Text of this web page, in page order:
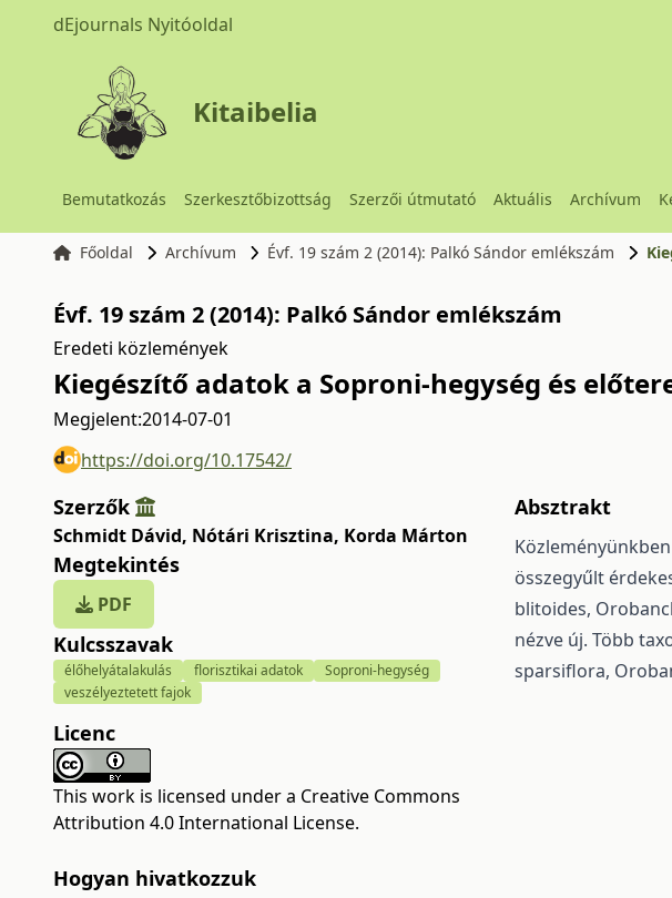
dEjournals Nyitóoldal
Kitaibelia
Bemutatkozás Szerkesztőbizottság Szerzői útmutató Aktuális Archívum
Főoldal Archívum Évf. 19 szám 2 (2014): Palkó Sándor emlékszám
Évf. 19 szám 2 (2014): Palkó Sándor emlékszám
Eredeti közlemények
Kiegészítő adatok a Soproni-hegység és
Megjelent:2014-07-01
https://doi.org/10.17542/
Szerzők
Schmidt Dávid, Nótári Krisztina, Korda Márton
Megtekintés
PDF
Kulcsszavak
élőhelyátalakulás florisztikai adatok
Soproni-hegység
veszélyeztetett fajok
Licenc
This work is licensed under a Creative Commons
Attribution 4.0 International License.
Hogyan hivatkozzuk
Absztrakt
összegyűlt
blitoides,
nézve új. Több
sparsiflora,